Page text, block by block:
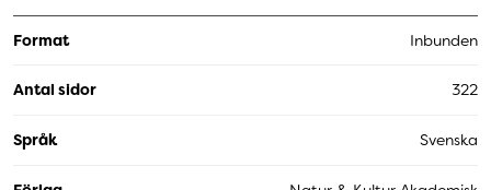
Format Inbunden
Antal sidor 322
Språk Svenska